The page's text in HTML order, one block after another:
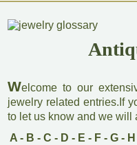
Welcome to our
jewelry related entries.If
to let us know and we will
A- B - C - D - E - F- G- H